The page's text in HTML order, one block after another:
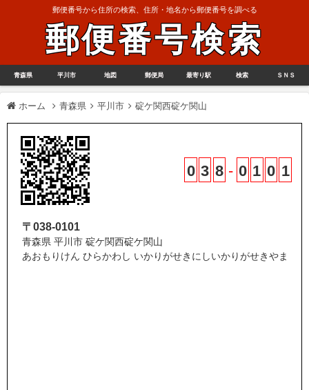
郵便番号から住所の検索、住所・地名から郵便番号を調べる
郵便番号検索
青森県 平川市 地図 郵便局 最寄り駅 検索 ＳＮＳ
ホーム 青森県 平川市 碇ケ関西碇ケ関山
0 3 8 - 0 1 0 1
〒038-0101
青森県 平川市 碇ケ関西碇ケ関山
あおもりけん ひらかわし いかりがせきにしいかりがせきやま